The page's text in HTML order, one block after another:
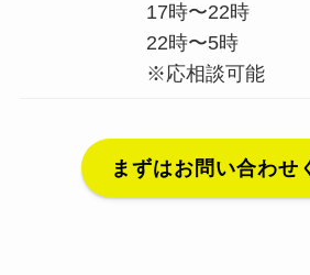
17時〜22時
22時〜5時
※応相談可能
まずはお問い合わせ